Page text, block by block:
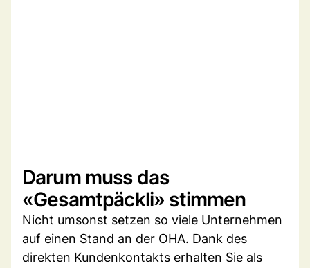
Darum muss das
«Gesamtpäckli» stimmen
Nicht umsonst setzen so viele Unternehmen
auf einen Stand an der OHA. Dank des
direkten Kundenkontakts erhalten Sie als